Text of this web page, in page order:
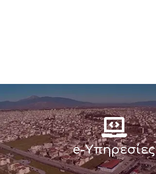
e-Υπηρεσίες